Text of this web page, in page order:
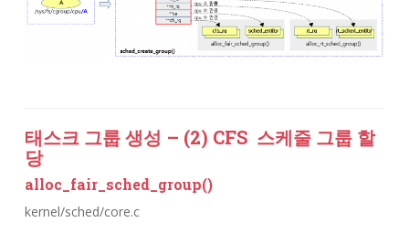
태스크 그룹 생성 – (2) CFS 스케줄 그룹 할
당
alloc_fair_sched_group()
kernel/sched/core.c